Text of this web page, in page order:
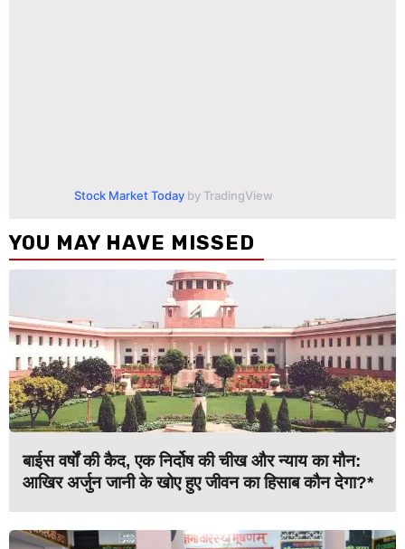
Stock Market Today by TradingView
YOU MAY HAVE MISSED
बाईस वर्षों की कैद, एक निर्दोष की चीख और न्याय का मौन:
आखिर अर्जुन जानी के खोए हुए जीवन का हिसाब कौन देगा?*